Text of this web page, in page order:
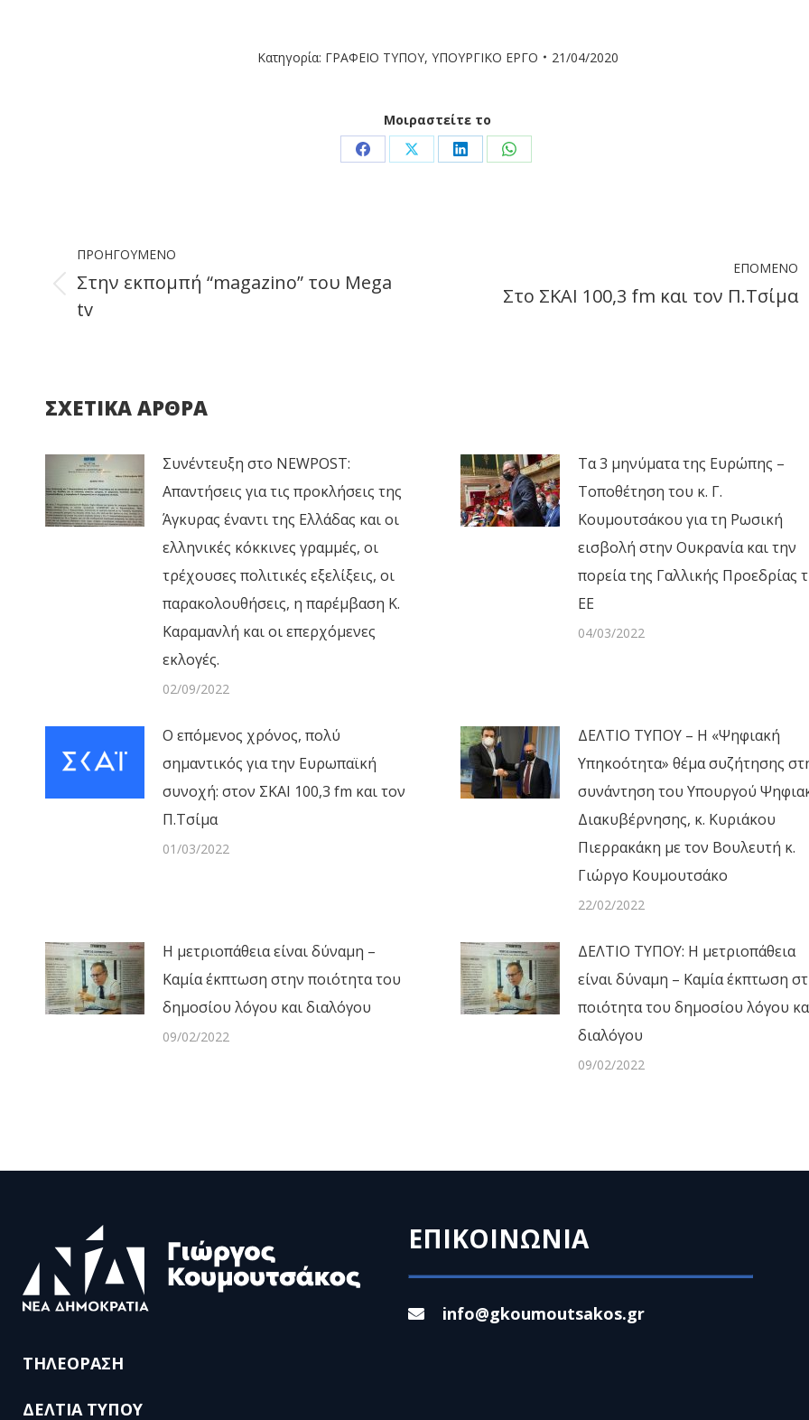
Κατηγορία: ΓΡΑΦΕΙΟ ΤΥΠΟΥ, ΥΠΟΥΡΓΙΚΟ ΕΡΓΟ 21/04/2020
Μοιραστείτε το
Share Share Share Share
navigation
ΠΡΟΗΓΟΎΜΕΝΟ
Previous
Στην εκπομπή “magazino” του Mega
tv
ΕΠΌΜΕΝΟ
Στο ΣΚΑΙ 100,3 fm και τον Π.Τσίμα
ΣΧΕΤΙΚΑ ΑΡΘΡΑ
Συνέντευξη στο NEWPOST:
Απαντήσεις για τις προκλήσεις της
Άγκυρας έναντι της Ελλάδας και οι
ελληνικές κόκκινες γραμμές, οι
τρέχουσες πολιτικές εξελίξεις, οι
παρακολουθήσεις, η παρέμβαση Κ.
Καραμανλή και οι επερχόμενες
εκλογές.
02/09/2022
Τα 3 μηνύματα της Ευρώπης –
Τοποθέτηση του κ. Γ.
Κουμουτσάκου για τη Ρωσική
εισβολή στην Ουκρανία και την
πορεία της Γαλλικής Προεδρίας
ΕΕ
04/03/2022
Ο επόμενος χρόνος, πολύ
σημαντικός για την Ευρωπαϊκή
συνοχή: στον ΣΚΑΙ 100,3 fm και τον
Π.Τσίμα
01/03/2022
ΔΕΛΤΙΟ ΤΥΠΟΥ – Η «Ψηφιακή
Υπηκοότητα» θέμα συζήτησης
συνάντηση του Υπουργού
Διακυβέρνησης, κ. Κυριάκου
Πιερρακάκη με τον Βουλευτή κ.
Γιώργο Κουμουτσάκο
22/02/2022
Η μετριοπάθεια είναι δύναμη –
Καμία έκπτωση στην ποιότητα του
δημοσίου λόγου και διαλόγου
09/02/2022
ΔΕΛΤΙΟ ΤΥΠΟΥ: Η μετριοπάθεια
είναι δύναμη – Καμία έκπτωση
ποιότητα του δημοσίου λόγου
διαλόγου
09/02/2022
ΤΗΛΕΟΡΑΣΗ
ΔΕΛΤΙΑ ΤΥΠΟΥ
ΕΠΙΚΟΙΝΩΝΙΑ
info@gkoumoutsakos.gr